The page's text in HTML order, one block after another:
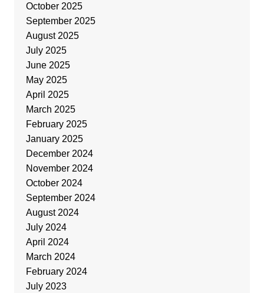
October 2025
September 2025
August 2025
July 2025
June 2025
May 2025
April 2025
March 2025
February 2025
January 2025
December 2024
November 2024
October 2024
September 2024
August 2024
July 2024
April 2024
March 2024
February 2024
July 2023